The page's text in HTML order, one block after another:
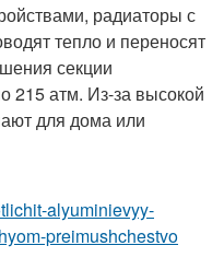
радиаторы с
тепло и переносят
секции
215 атм. Из-за высокой
для дома или
alyuminievyy-
preimushchestvo